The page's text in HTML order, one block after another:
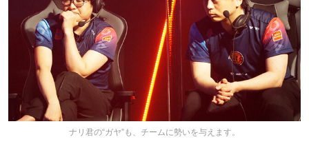
ナリ君の“ガヤ”も、チームに勢いを与えます。